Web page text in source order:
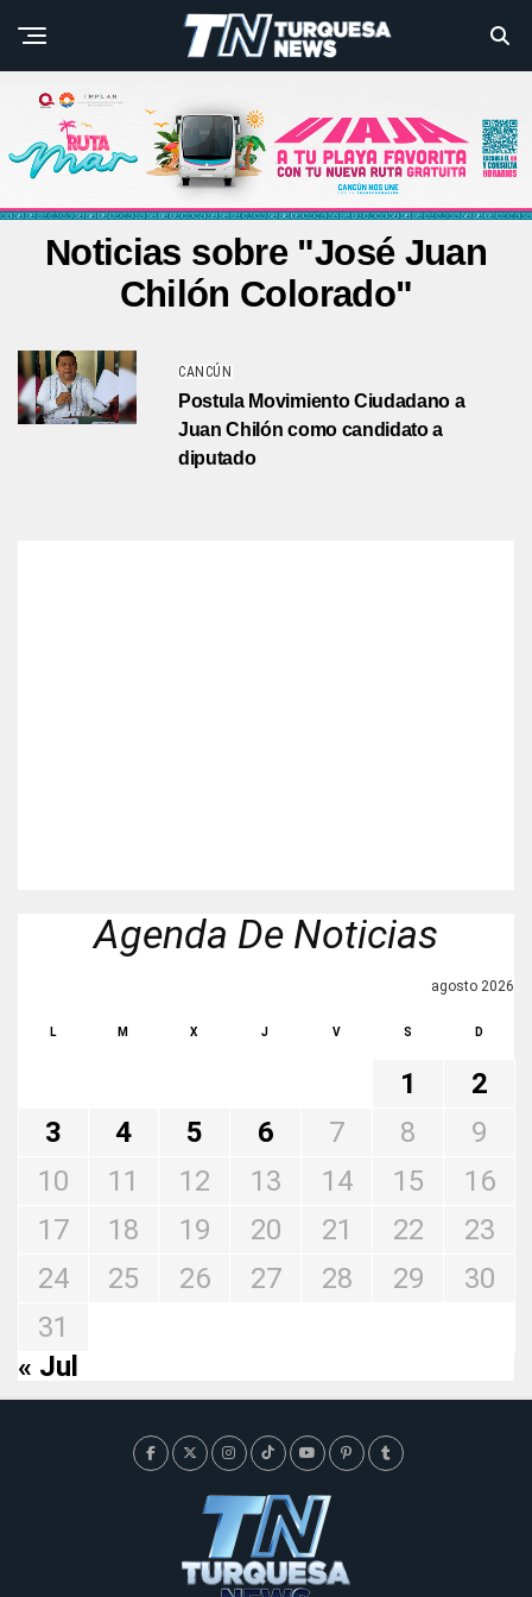
Noticias sobre "José Juan
Chilón Colorado"
CANCÚN
Postula Movimiento Ciudadano a
Juan Chilón como candidato a
diputado
Agenda De Noticias
agosto 2026
L M X J V S D
1
2
3
4 5 6 7 8
9
10
11 12 13 14 15
16
17
18 19 20 21 22
23
24
25 26 27 28 29
30
31
« Jul